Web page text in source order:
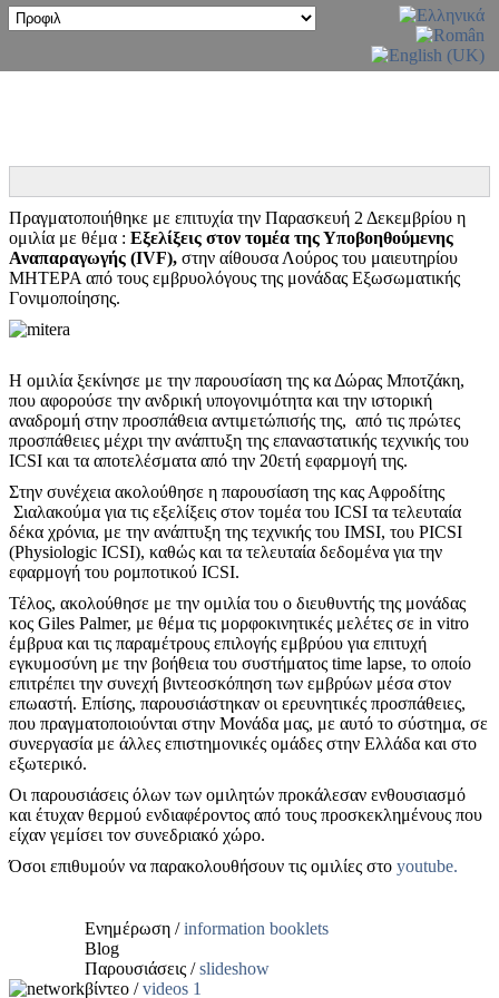
Πραγματοποιήθηκε με επιτυχία την Παρασκευή 2 Δεκεμβρίου η
ομιλία με θέμα : Εξελίξεις στον τομέα της Υποβοηθούμενης
Αναπαραγωγής (IVF), στην αίθουσα Λούρος του μαιευτηρίου
ΜΗΤΕΡΑ από τους εμβρυολόγους της μονάδας Εξωσωματικής
Γονιμοποίησης.
Η ομιλία ξεκίνησε με την παρουσίαση της κα Δώρας Μποτζάκη,
που αφορούσε την ανδρική υπογονιμότητα και την ιστορική
αναδρομή στην προσπάθεια αντιμετώπισής της, από τις πρώτες
προσπάθειες μέχρι την ανάπτυξη της επαναστατικής τεχνικής του
ICSI και τα αποτελέσματα από την 20ετή εφαρμογή της.
Στην συνέχεια ακολούθησε η παρουσίαση της κας Αφροδίτης
Σιαλακούμα για τις εξελίξεις στον τομέα του ICSI τα τελευταία
δέκα χρόνια, με την ανάπτυξη της τεχνικής του IMSI, του PICSI
(Physiologic ICSI), καθώς και τα τελευταία δεδομένα για την
εφαρμογή του ρομποτικού ICSI.
Τέλος, ακολούθησε με την ομιλία του ο διευθυντής της μονάδας
κος Giles Palmer, με θέμα τις μορφοκινητικές μελέτες σε in vitro
έμβρυα και τις παραμέτρους επιλογής εμβρύου για επιτυχή
εγκυμοσύνη με την βοήθεια του συστήματος time lapse, το οποίο
επιτρέπει την συνεχή βιντεοσκόπηση των εμβρύων μέσα στον
επωαστή. Επίσης, παρουσιάστηκαν οι ερευνητικές προσπάθειες,
που πραγματοποιούνται στην Μονάδα μας, με αυτό το σύστημα, σε
συνεργασία με άλλες επιστημονικές ομάδες στην Ελλάδα και στο
εξωτερικό.
Οι παρουσιάσεις όλων των ομιλητών προκάλεσαν ενθουσιασμό
και έτυχαν θερμού ενδιαφέροντος από τους προσκεκλημένους που
είχαν γεμίσει τον συνεδριακό χώρο.
Όσοι επιθυμούν να παρακολουθήσουν τις ομιλίες στο youtube.
Ενημέρωση /information booklets
Blog
Παρουσιάσεις /slideshow
βίντεο /videos 1